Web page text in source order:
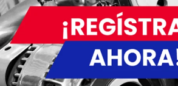
cada vehículo. https://
Más información